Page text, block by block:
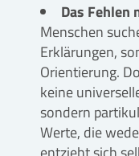
Das
Menschen
Erklärungen,
Orientierung.
keine
sondern
Werte, die